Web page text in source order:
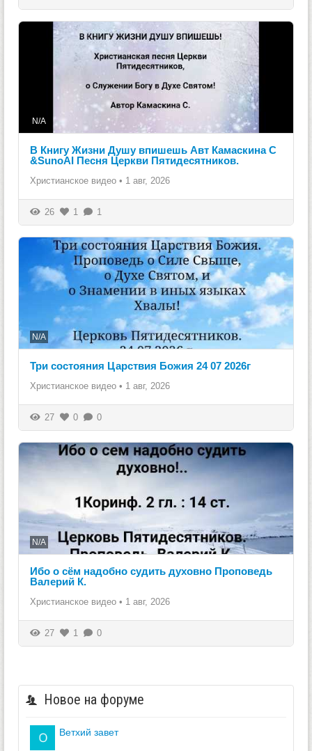
N/A
В Книгу Жизни Душу впишешь Авт Камаскина С
&SunoAI Песня Церкви Пятидесятников.
Христианское видео • 1 авг, 2026
26 1 1
N/A
Три состояния Царствия Божия 24 07 2026г
Христианское видео • 1 авг, 2026
27 0 0
N/A
Ибо о сём надобно судить духовно Проповедь
Валерий К.
Христианское видео • 1 авг, 2026
27 1 0
Новое на форуме
ветхий завет